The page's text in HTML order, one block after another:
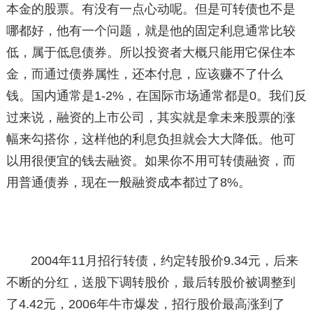
本金的股票。有没有一点心动呢。但是可转债也不是
哪都好，他有一个问题，就是他的固定利息通常比较
低，属于低息债券。所以投资者大概只能用它保住本
金，而通过债券属性，还本付息，应该赚不了什么
钱。国内通常是1-2%，在国际市场通常都是0。我们反
过来说，融资的上市公司，其实就是拿未来股票的涨
幅来勾搭你，这样他的利息负担就会大大降低。他可
以用很便宜的钱去融资。如果你不用可转债融资，而
用普通债券，现在一般融资成本都过了8%。
2004年11月招行转债，约定转股价9.34元，后来
不断的分红，送股下调转股价，最后转股价被调整到
了4.42元，2006年牛市爆发，招行股价最高涨到了